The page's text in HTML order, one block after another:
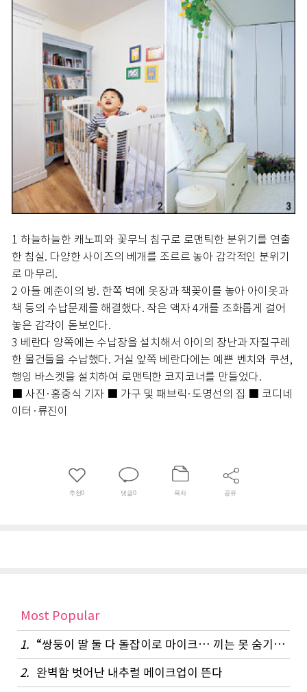
1 하늘하늘한 캐노피와 꽃무늬 침구로 로맨틱한 분위기를 연출
한 침실. 다양한 사이즈의 베개를 조르르 놓아 감각적인 분위기
로 마무리.
2 아들 예준이의 방. 한쪽 벽에 옷장과 책꽂이를 놓아 아이옷과
책 등의 수납문제를 해결했다. 작은 액자 4개를 조화롭게 걸어
놓은 감각이 돋보인다.
3 베란다 양쪽에는 수납장을 설치해서 아이의 장난과 자질구레
한 물건들을 수납했다. 거실 앞쪽 베란다에는 예쁜 벤치와 쿠션,
행잉 바스켓을 설치하여 로맨틱한 코지코너를 만들었다.
■ 사진·홍중식 기자 ■ 가구 및 패브릭·도명선의 집 ■ 코디네
이터·류진이
추천0 댓글0 목차 공유
Most Popular
1.
“쌍둥이 딸 둘 다 돌잡이로 마이크… 끼는 못 숨기나 봐요”
2. 완벽함 벗어난 내추럴 메이크업이 뜬다